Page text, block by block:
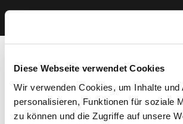
Diese Webseite verwendet Cookies
Wir verwenden Cookies, um Inhalte und
personalisieren, Funktionen für soziale
zu können und die Zugriffe auf unsere